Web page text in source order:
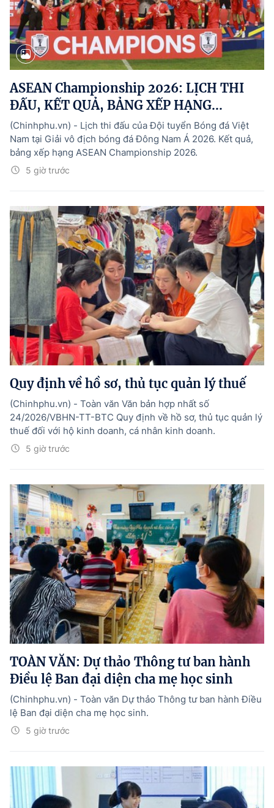
ASEAN Championship 2026: LỊCH THI
ĐẤU, KẾT QUẢ, BẢNG XẾP HẠNG...
5 giờ trước
(Chinhphu.vn) - Lịch thi đấu của Đội tuyển Bóng đá Việt
Nam tại Giải vô địch bóng đá Đông Nam Á 2026. Kết quả,
bảng xếp hạng ASEAN Championship 2026.
Quy định về hồ sơ, thủ tục quản lý thuế
5 giờ trước
(Chinhphu.vn) - Toàn văn Văn bản hợp nhất số
24/2026/VBHN-TT-BTC Quy định về hồ sơ, thủ tục quản lý
thuế đối với hộ kinh doanh, cá nhân kinh doanh.
TOÀN VĂN: Dự thảo Thông tư ban hành
Điều lệ Ban đại diện cha mẹ học sinh
5 giờ trước
(Chinhphu.vn) - Toàn văn Dự thảo Thông tư ban hành Điều
lệ Ban đại diện cha mẹ học sinh.